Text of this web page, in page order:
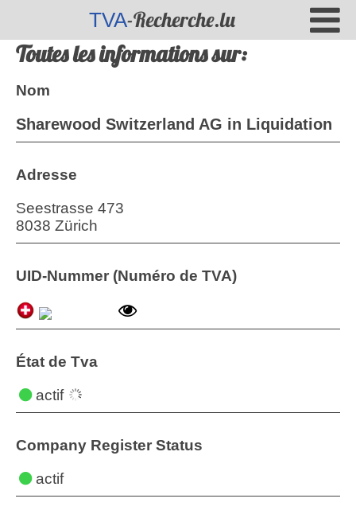
TVA-Recherche.lu
Toutes les informations sur:
Nom
Sharewood Switzerland AG in Liquidation
Adresse
Seestrasse 473
8038 Zürich
UID-Nummer (Numéro de TVA)
État de Tva
actif
Company Register Status
actif